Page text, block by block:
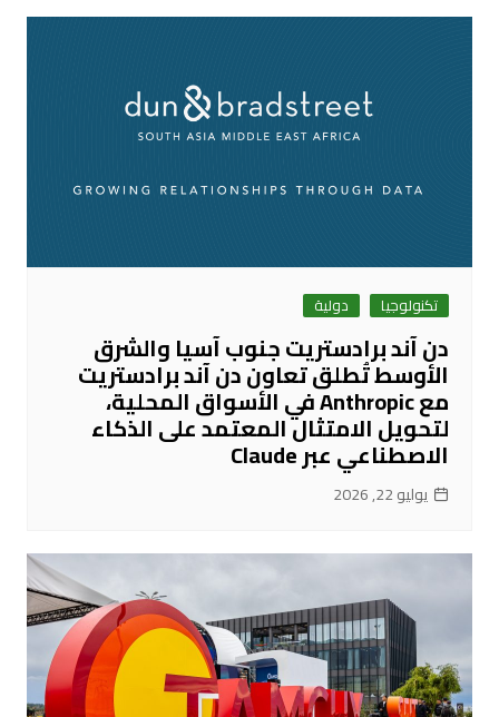
تكنولوجيا دولية
دن آند برادستريت جنوب آسيا والشرق
الأوسط تُطلق تعاون دن آند برادستريت
مع Anthropic في الأسواق المحلية،
لتحويل الامتثال المعتمد على الذكاء
الاصطناعي عبر Claude
يوليو 22, 2026